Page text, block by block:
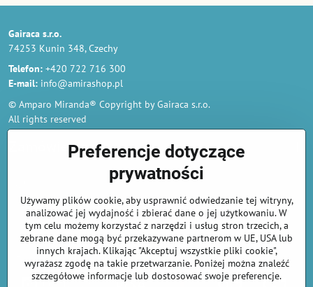
Gairaca s.r.o.
74253 Kunin 348, Czechy
Telefon: +420 722 716 300
E-mail: info@amirashop.pl
© Amparo Miranda® Copyright by Gairaca s.r.o.
All rights reserved
Zamówienia
Polityka prywatności i ochrony danych osobowych
Odstąp od umowy tutaj
Informacje o płatnościach kartą
Preferencje dotyczące
prywatności
Używamy plików cookie, aby usprawnić odwiedzanie tej witryny,
analizować jej wydajność i zbierać dane o jej użytkowaniu. W
tym celu możemy korzystać z narzędzi i usług stron trzecich, a
zebrane dane mogą być przekazywane partnerom w UE, USA lub
innych krajach. Klikając "Akceptuj wszystkie pliki cookie",
wyrażasz zgodę na takie przetwarzanie. Poniżej można znaleźć
szczegółowe informacje lub dostosować swoje preferencje.